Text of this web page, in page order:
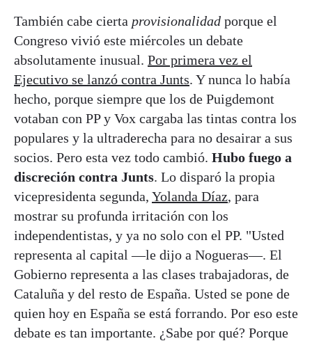
También cabe cierta provisionalidad porque el
Congreso vivió este miércoles un debate
absolutamente inusual. Por primera vez el
Ejecutivo se lanzó contra Junts. Y nunca lo había
hecho, porque siempre que los de Puigdemont
votaban con PP y Vox cargaba las tintas contra los
populares y la ultraderecha para no desairar a sus
socios. Pero esta vez todo cambió. Hubo fuego a
discreción contra Junts. Lo disparó la propia
vicepresidenta segunda, Yolanda Díaz, para
mostrar su profunda irritación con los
independentistas, y ya no solo con el PP. "Usted
representa al capital —le dijo a Nogueras—. El
Gobierno representa a las clases trabajadoras, de
Cataluña y del resto de España. Usted se pone de
quien hoy en España se está forrando. Por eso este
debate es tan importante. ¿Sabe por qué? Porque